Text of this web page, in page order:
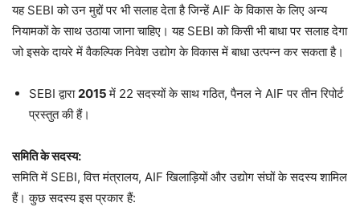
यह SEBI को उन मुद्दों पर भी सलाह देता है जिन्हें AIF के विकास के लिए अन्य
नियामकों के साथ उठाया जाना चाहिए। यह SEBI को किसी भी बाधा पर सलाह देगा
जो इसके दायरे में वैकल्पिक निवेश उद्योग के विकास में बाधा उत्पन्न कर सकता है।
SEBI द्वारा2015में 22 सदस्यों के साथ गठित, पैनल ने AIF पर तीन रिपोर्ट
प्रस्तुत की हैं।
समिति के सदस्य:
समिति में SEBI, वित्त मंत्रालय, AIF खिलाड़ियों और उद्योग संघों के सदस्य शामिल
हैं। कुछ सदस्य इस प्रकार हैं: